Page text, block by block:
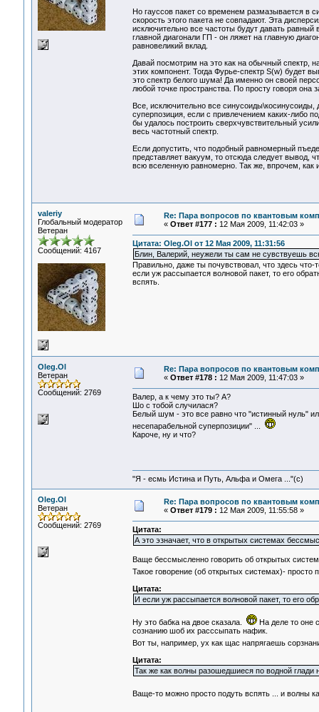
Но гауссов пакет со временем размазывается в
скорость этого пакета не совпадают. Эта
исключительно все частоты будут давать равный
главной диагонали ГП - он ляжет на главную
равновеликий вклад.
Давай посмотрим на это как на обычный спектр,
этих компонент. Тогда Фурье-спектр S(w) будет
это спектр белого шума! Да именно он своей
любой точке пространства. По просту говоря она
Все, исключительно все синусоиды\косинусоиды,
суперпозиция, если с привлечением каких-либо
бы удалось построить сверхчувствительный
весь частотный спектр.
Если допустить, что подобный равномерный
представляет вакуум, то отсюда следует вывод,
всю вселенную равномерно. Так же, впрочем, как
valeriy
Глобальный модератор
Ветеран
Сообщений: 4167
Re: Пара вопросов по квантовым
« Ответ #177 : 12 Мая 2009, 11:42:03 »
Цитата: Oleg.Ol от 12 Мая 2009, 11:31:56
Блин, Валерий, неужели ты сам не сувствуешь
Правильно, даже ты почувствовал, что здесь
если уж рассыпается волновой пакет, то его
вспять.
Oleg.Ol
Ветеран
Сообщений: 2769
Re: Пара вопросов по квантовым
« Ответ #178 : 12 Мая 2009, 11:47:03 »
Валер, а к чему это ты? А?
Шо с тобой случилася?
Белый шум - это все равно что "истинный нуль"
несепарабельной суперпозиции" ...
Кароче, ну и что?
"Я - есмь Истина и Путь, Альфа и Омега ..."(с)
Oleg.Ol
Ветеран
Сообщений: 2769
Re: Пара вопросов по квантовым
« Ответ #179 : 12 Мая 2009, 11:55:58 »
Цитата:
А это эзначает, что в открытых системах
Ваще бессмысленно говорить об открытых
Такое говорение (об открытых системах)-
Цитата:
И если уж рассыпается волновой пакет, то его
Ну это бабка на двое сказала.
На деле то оне
сознанию шоб их расссыпать нафик.
Вот ты, например, ух как щас напрягаешь
Цитата:
Так же как волны разошедшиеся по водной глади
Ваще-то можно просто подуть вспять ... и волны